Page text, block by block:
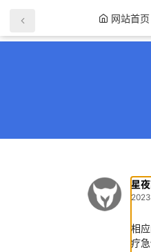
网站首页
星
甲
相
疗